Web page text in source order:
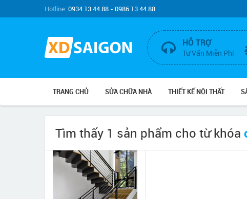
Hotline:0934.13.44.88 - 0986.13.44.88
HỖ TRỢ
Tư Vấn Miễn Phí
TRANG CHỦ SỬA CHỮA NHÀ THIẾT KẾ NỘI THẤT
Tìm thấy 1 sản phẩm cho từ khóa